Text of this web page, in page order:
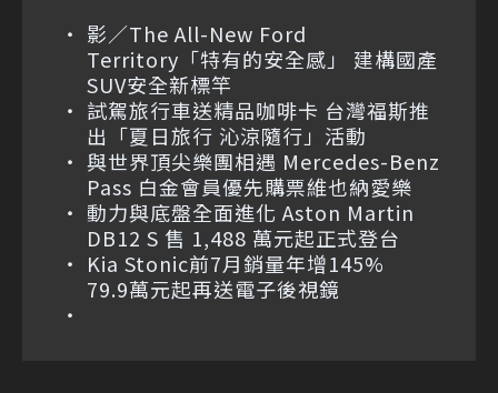
影／The All-New Ford
Territory「特有的安全感」 建構國產
SUV安全新標竿
試駕旅行車送精品咖啡卡 台灣福斯推
出「夏日旅行 沁涼隨行」活動
與世界頂尖樂團相遇 Mercedes-Benz
Pass 白金會員優先購票維也納愛樂
動力與底盤全面進化 Aston Martin
DB12 S 售 1,488 萬元起正式登台
Kia Stonic前7月銷量年增145%
79.9萬元起再送電子後視鏡